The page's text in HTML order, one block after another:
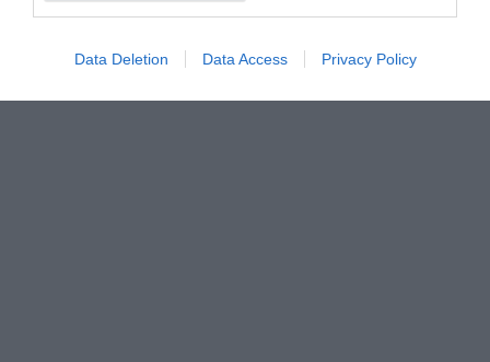
Data Deletion Data Access Privacy Policy